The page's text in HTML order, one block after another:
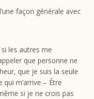
façon générale avec
les autres me
que personne ne
que je suis la seule
m’arrive – Être
si je ne crois pas